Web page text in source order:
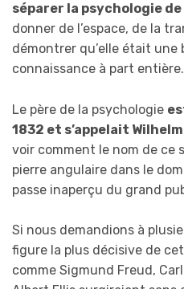
séparer la psychologie
donner de l’espace, de la
démontrer qu’elle était une
connaissance à part entière.
Le père de la psychologie
1832 et s’appelait
voir comment le nom de ce
pierre angulaire dans le
passe inaperçu du grand
Si nous demandions à
figure la plus décisive de
comme Sigmund Freud,